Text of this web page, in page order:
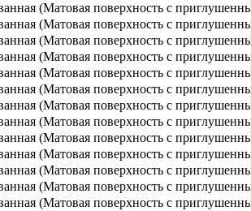
(Матовая поверхность с
(Матовая поверхность с
(Матовая поверхность с
(Матовая поверхность с
(Матовая поверхность с
(Матовая поверхность с
(Матовая поверхность с
(Матовая поверхность с
(Матовая поверхность с
(Матовая поверхность с
(Матовая поверхность с
(Матовая поверхность с
(Матовая поверхность с